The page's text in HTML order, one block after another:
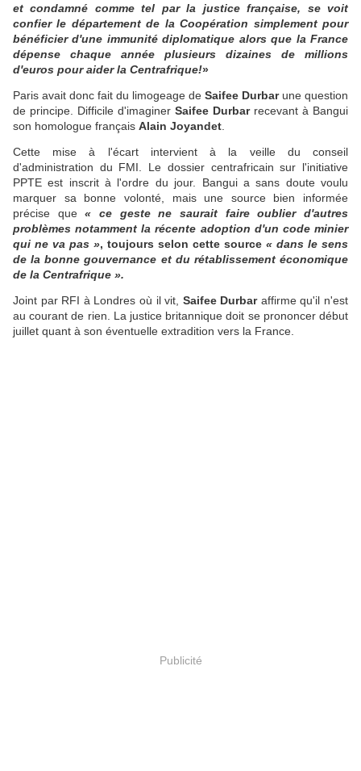
et condamné comme tel par la justice française, se voit
confier le département de la Coopération simplement pour
bénéficier d'une immunité diplomatique alors que la France
dépense chaque année plusieurs dizaines de millions
d'euros pour aider la Centrafrique!»
Paris avait donc fait du limogeage de Saifee Durbarune question
de principe. Difficile d'imaginer Saifee Durbarrecevant à Bangui
son homologue français Alain Joyandet
Cette mise à l'écart intervient à la veille du conseil
d'administration du FMI. Le dossier centrafricain sur l'initiative
PPTE est inscrit à l'ordre du jour. Bangui a sans doute voulu
marquer sa bonne volonté, mais une source bien informée
précise que« ce geste ne saurait faire oublier d'autres
problèmes notamment la récente adoption d'un code minier
qui ne va pas », toujours selon cette source « dans le sens
de la bonne gouvernance et du rétablissement économique
de la Centrafrique ».
Joint par RFI à Londres où il vit, Saifee Durbaraffirme qu'il n'est
au courant de rien. La justice britannique doit se prononcer début
juillet quant à son éventuelle extradition vers la France.
Publicité